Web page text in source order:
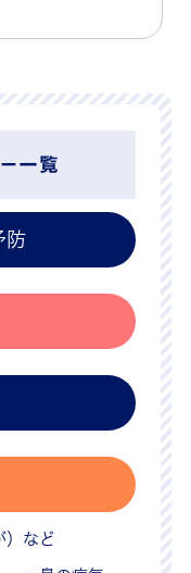
一覧
防
）など